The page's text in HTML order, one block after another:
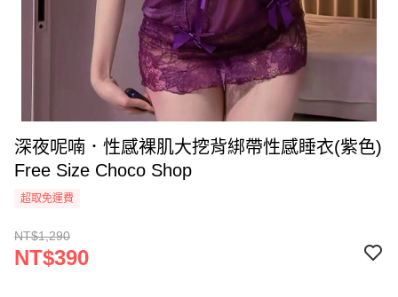
深夜呢喃．性感裸肌大挖背綁帶性感睡衣(紫色)
Free Size Choco Shop
超取免運費
NT$1,290
NT$390